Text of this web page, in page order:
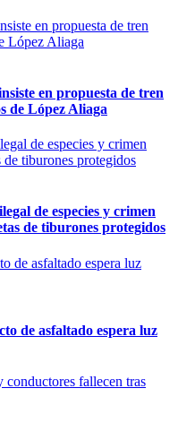
en propuesta de tren
de López Aliaga
de especies y crimen
de tiburones protegidos
de asfaltado espera luz